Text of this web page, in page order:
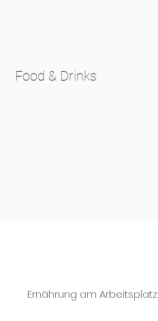
Food & Drinks
Ernährung am Arbeitsplatz